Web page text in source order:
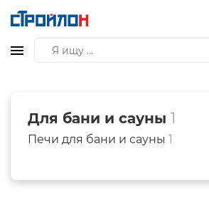
Для бани и сауны 1
Печи для бани и сауны 1